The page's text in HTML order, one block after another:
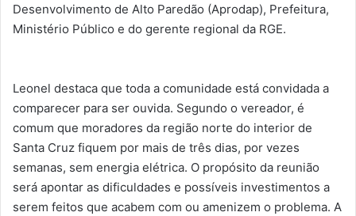
Desenvolvimento de Alto Paredão (Aprodap), Prefeitura,
Ministério Público e do gerente regional da RGE.
Leonel destaca que toda a comunidade está convidada a
comparecer para ser ouvida. Segundo o vereador, é
comum que moradores da região norte do interior de
Santa Cruz fiquem por mais de três dias, por vezes
semanas, sem energia elétrica. O propósito da reunião
será apontar as dificuldades e possíveis investimentos a
serem feitos que acabem com ou amenizem o problema. A